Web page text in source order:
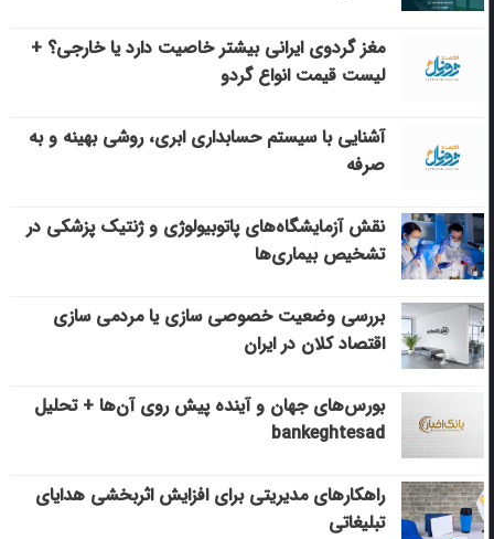
مغز گردوی ایرانی بیشتر خاصیت دارد یا خارجی؟ +
لیست قیمت انواع گردو
آشنایی با سیستم حسابداری ابری، روشی بهینه و به
صرفه
نقش آزمایشگاه‌های پاتوبیولوژی و ژنتیک پزشکی در
تشخیص بیماری‌ها
بررسی وضعیت خصوصی سازی یا مردمی سازی
اقتصاد کلان در ایران
بورس‌های جهان و آینده پیش روی آن‌ها + تحلیل
bankeghtesad
راهکارهای مدیریتی برای افزایش اثربخشی هدایای
تبلیغاتی